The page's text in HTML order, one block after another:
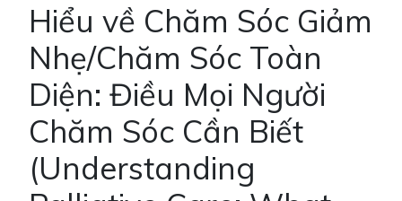
Hiểu về Chăm Sóc Giảm
Nhẹ/Chăm Sóc Toàn
Diện: Điều Mọi Người
Chăm Sóc Cần Biết
(Understanding